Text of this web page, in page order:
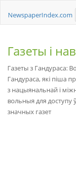
NewspaperIndex.com
Газеты і
Газеты з Гандураса:
Гандураса, які піша
з нацыянальнай і
вольныя для
значных газет